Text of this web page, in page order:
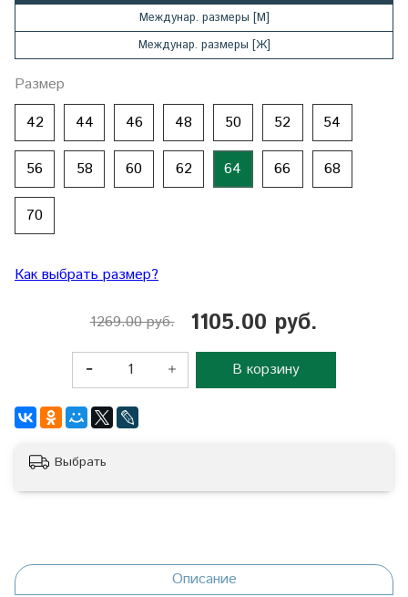
Междунар. размеры [М]
Междунар. размеры [Ж]
Размер
42
44 46 48 50 52 54
56 58 60 62 64 66 68
70
Как выбрать размер?
1269.00 руб. 1105.00 руб.
В корзину
Выбрать
Описание